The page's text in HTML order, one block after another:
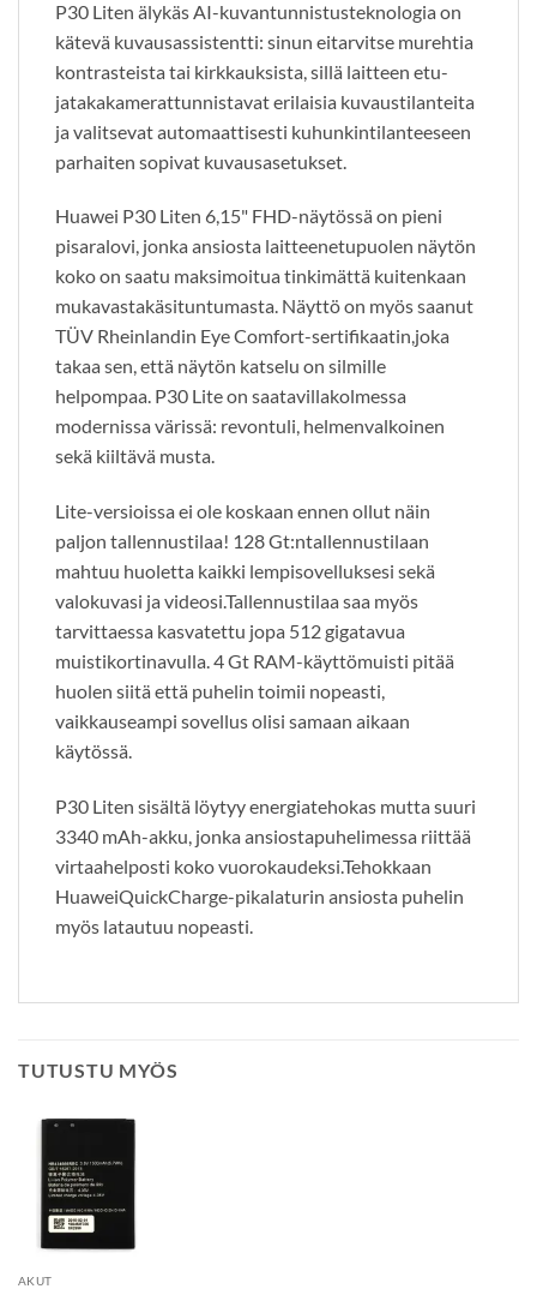
P30 Liten älykäs AI-kuvantunnistusteknologia on
kätevä kuvausassistentti: sinun eitarvitse murehtia
kontrasteista tai kirkkauksista, sillä laitteen etu-
jatakakamerattunnistavat erilaisia kuvaustilanteita
ja valitsevat automaattisesti kuhunkintilanteeseen
parhaiten sopivat kuvausasetukset.
Huawei P30 Liten 6,15" FHD-näytössä on pieni
pisaralovi, jonka ansiosta laitteenetupuolen näytön
koko on saatu maksimoitua tinkimättä kuitenkaan
mukavastakäsituntumasta. Näyttö on myös saanut
TÜV Rheinlandin Eye Comfort-sertifikaatin,joka
takaa sen, että näytön katselu on silmille
helpompaa. P30 Lite on saatavillakolmessa
modernissa värissä: revontuli, helmenvalkoinen
sekä kiiltävä musta.
Lite-versioissa ei ole koskaan ennen ollut näin
paljon tallennustilaa! 128 Gt:ntallennustilaan
mahtuu huoletta kaikki lempisovelluksesi sekä
valokuvasi ja videosi.Tallennustilaa saa myös
tarvittaessa kasvatettu jopa 512 gigatavua
muistikortinavulla. 4 Gt RAM-käyttömuisti pitää
huolen siitä että puhelin toimii nopeasti,
vaikkauseampi sovellus olisi samaan aikaan
käytössä.
P30 Liten sisältä löytyy energiatehokas mutta suuri
3340 mAh-akku, jonka ansiostapuhelimessa riittää
virtaahelposti koko vuorokaudeksi.Tehokkaan
HuaweiQuickCharge-pikalaturin ansiosta puhelin
myös latautuu nopeasti.
TUTUSTU MYÖS
AKUT